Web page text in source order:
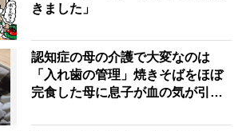
きました」
認知症の母の介護で大変なのは
「入れ歯の管理」焼きそばをほぼ
完食した母に息子が血の気が引い